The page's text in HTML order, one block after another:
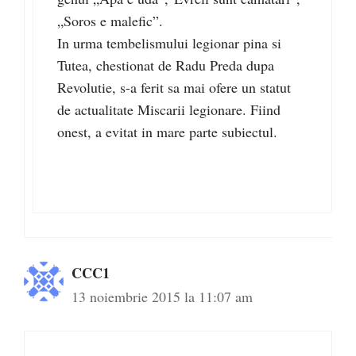
„Soros e malefic”.
In urma tembelismului legionar pina si
Tutea, chestionat de Radu Preda dupa
Revolutie, s-a ferit sa mai ofere un statut
de actualitate Miscarii legionare. Fiind
onest, a evitat in mare parte subiectul.
CCC1
13 noiembrie 2015 la 11:07 am